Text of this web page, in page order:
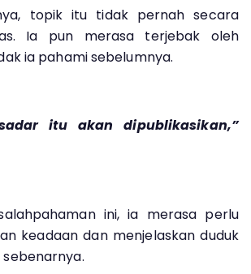
topik itu tidak pernah secara
Ia pun merasa terjebak oleh
ia pahami sebelumnya.
itu akan dipublikasikan,”
ini, ia merasa perlu
keadaan dan menjelaskan duduk